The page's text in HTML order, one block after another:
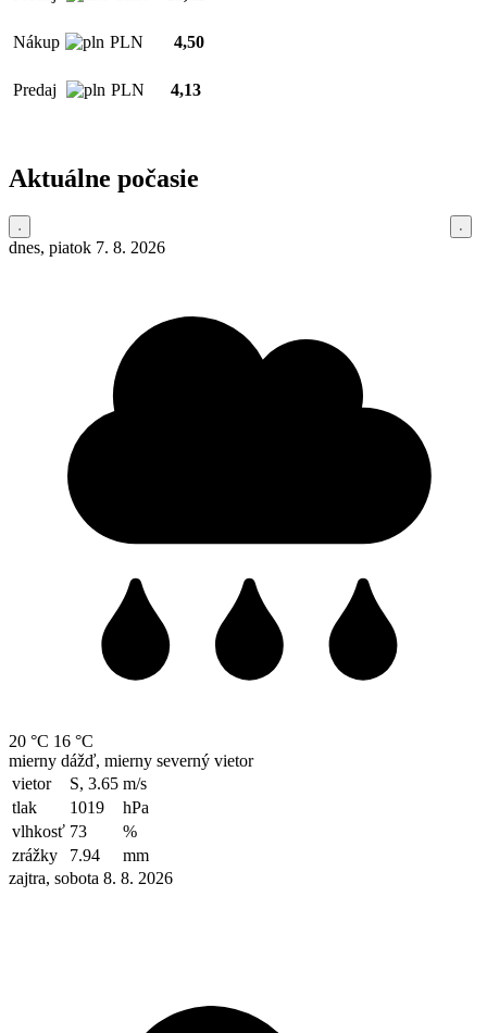
Nákup PLN 4,50
Predaj PLN 4,13
Aktuálne počasie
dnes, piatok 7. 8. 2026
20 °C 16 °C
mierny dážď, mierny severný vietor
vietor
S, 3.65 m/s
tlak
1019
hPa
vlhkosť 73
%
zrážky
7.94
mm
zajtra, sobota 8. 8. 2026